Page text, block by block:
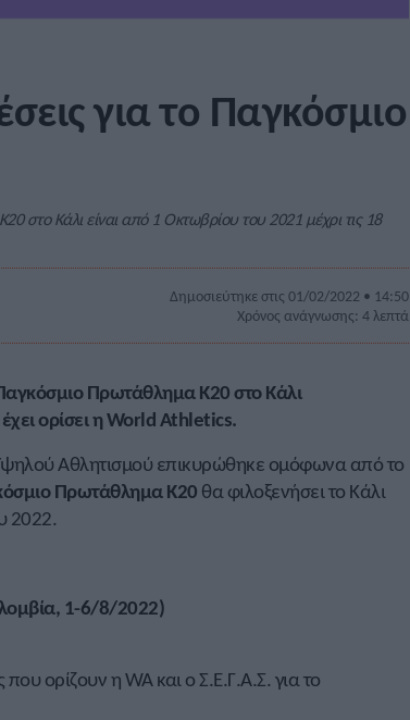
για το Παγκόσμιο
στο Κάλι είναι από 1 Οκτωβρίου του 2021 μέχρι τις 18
Δημοσιεύτηκε στις 01/02/2022 • 14:50
Χρόνος ανάγνωσης: 4 λεπτά
Πρωτάθλημα Κ20 στο Κάλι
ορίσει η World Athletics.
Αθλητισμού επικυρώθηκε ομόφωνα από το
Πρωτάθλημα Κ20 θα φιλοξενήσει το Κάλι
2022.
1-6/8/2022)
ορίζουν η WA και ο Σ.Ε.Γ.Α.Σ. για το